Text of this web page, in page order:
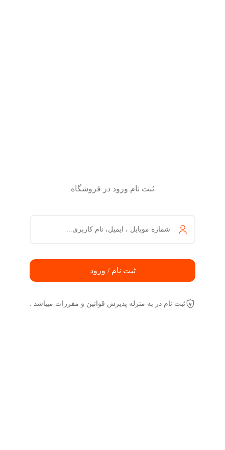
ثبت نام ورود در فروشگاه
شماره موبایل ، ایمیل، نام کاربری...
ثبت نام / ورود
ثبت نام در به منزله پذیرش قوانین و مقررات میباشد .